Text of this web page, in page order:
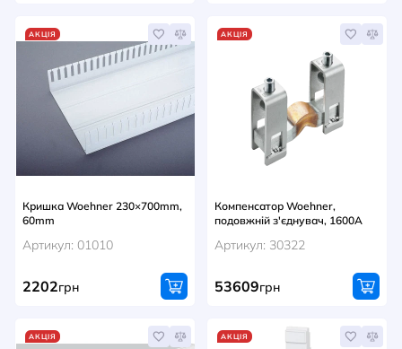
АКЦІЯ
Кришка Woehner 230×700mm,
60mm
Артикул: 01010
2202грн
АКЦІЯ
Компенсатор Woehner,
подовжній з'єднувач, 1600A
Артикул: 30322
53609грн
АКЦІЯ АКЦІЯ